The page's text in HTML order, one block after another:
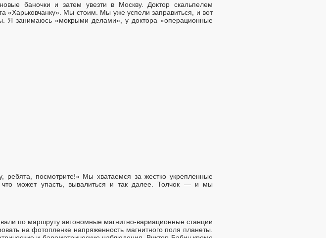
баночки и затем увезти в Москву. Доктор скальпелем
«Харьковчанку». Мы стоим. Мы уже успели заправиться, и вот
Я занимаюсь «мокрыми делами», у доктора «операционные
ребята, посмотрите!» Мы хватаемся за жестко укрепленные
может упасть, вывалиться и так далее. Толчок — и мы
по маршруту автономные магнитно-вариационные станции
на фотопленке напряженность магнитного поля планеты.